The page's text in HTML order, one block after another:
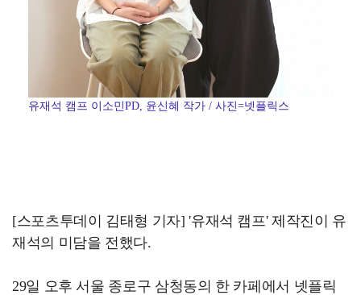
유재석 캠프 이소민PD, 윤신혜 작가 / 사진=넷플릭스
[스포츠투데이 김태형 기자] '유재석 캠프' 제작진이 유
재석의 미담을 전했다.
29일 오후 서울 종로구 삼청동의 한 카페에서 넷플릭